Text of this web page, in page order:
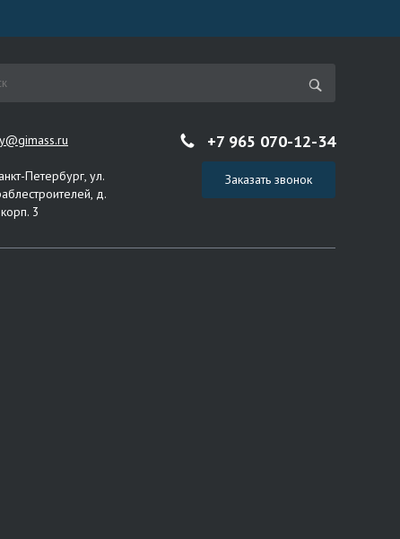
Петербург, ул.
д.
3
+7 965 070-12-34
Заказать звонок